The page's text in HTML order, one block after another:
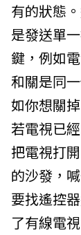
有的狀態
是發送單
鍵，例如
和關是同
如你想關
若電視已
把電視打
的沙發，
要找遙控
了有線電